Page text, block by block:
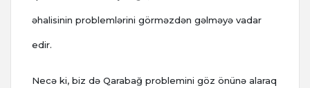
əhalisinin problemlərini görməzdən gəlməyə vadar
edir.
Necə ki, biz də Qarabağ problemini göz önünə alaraq